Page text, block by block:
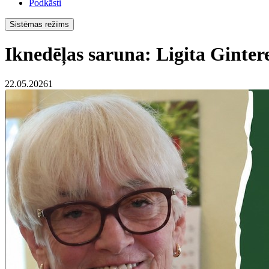
Podkāsti
Sistēmas režīms
Iknedēļas saruna: Ligita
22.05.20261